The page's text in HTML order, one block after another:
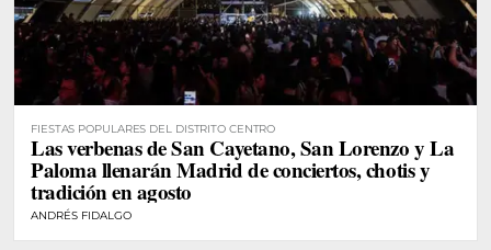
FIESTAS POPULARES DEL DISTRITO CENTRO
Las verbenas de San Cayetano, San Lorenzo y La
Paloma llenarán Madrid de conciertos, chotis y
tradición en agosto
ANDRÉS FIDALGO